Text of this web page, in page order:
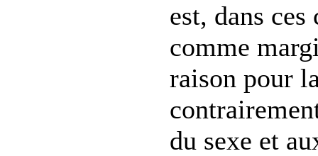
est, dans
comme
raison pour
du sexe et